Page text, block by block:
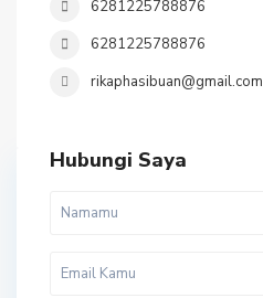
6281225788876
6281225788876
rikaphasibuan@gmail.com
Hubungi Saya